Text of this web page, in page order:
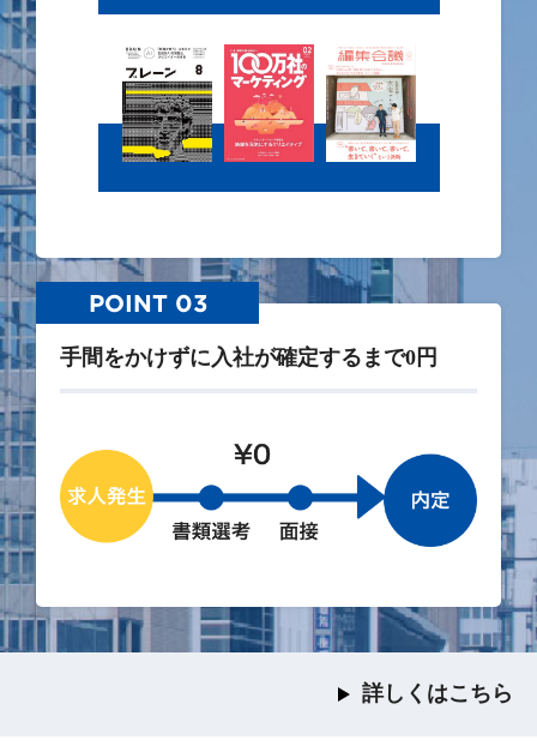
POINT 03
手間をかけずに入社が確定するまで0円
詳しくはこちら